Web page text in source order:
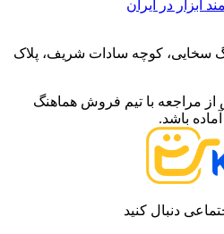
ابزار در ایران
سخایی، کوچه سادات شریف، پلاک
مراجعه با تیم فروش هماهنگ
باشد.
دنبال کنید